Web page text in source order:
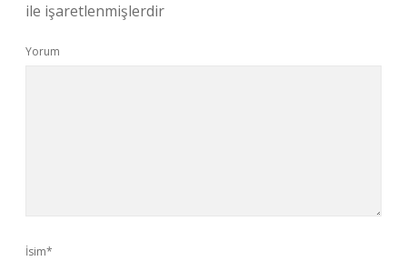
ile işaretlenmişlerdir
Yorum
İsim*